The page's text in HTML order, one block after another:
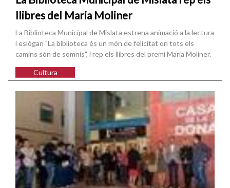
llibres del Maria Moliner
La Biblioteca Municipal de Mislata estrena animació a la lectura
i eslògan "La biblioteca és un món de felicitat on tots els
camins són de somnis", i rep els llibres del premi Maria Moliner.
Cultura